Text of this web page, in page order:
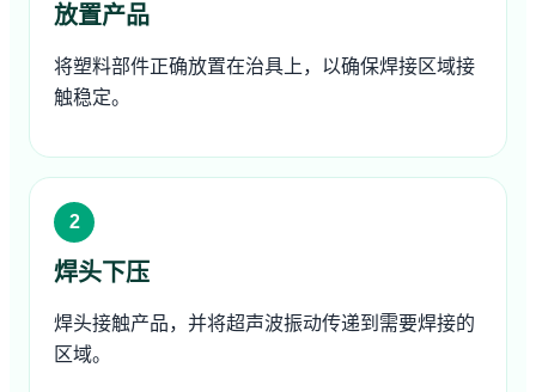
放置产品
将塑料部件正确放置在治具上，以确保焊接区域接
触稳定。
焊头下压
焊头接触产品，并将超声波振动传递到需要焊接的
区域。